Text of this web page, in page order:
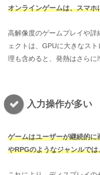
オンラインゲームは、スマホ
高解像度のゲームプレイや詳
ェクトは、GPUに大きなス
理も含めると、発熱はさらに
入力操作が多い
ゲームはユーザーが継続的
やRPGのようなジャンルで